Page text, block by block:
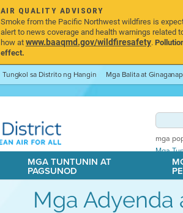
AIR QUALITY ADVISORY
Smoke from the Pacific Northwest wildfires is
alert to news coverage and health warnings related
how atwww.baaqmd.gov/wildfiresafety.
effect.
Tungkol sa Distrito ng Hangin Mga Balita at Ginaganap
mga
Mga
MGA TUNTUNIN AT
PAGSUNOD
Mga Adyenda